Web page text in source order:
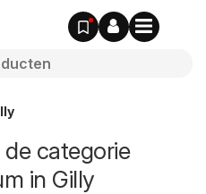
categorie
in Gilly